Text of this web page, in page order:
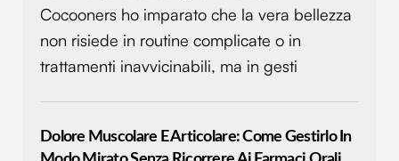
Cocooners ho imparato che la vera bellezza
non risiede in routine complicate o in
trattamenti inavvicinabili, ma in gesti
Dolore Muscolare E Articolare: Come Gestirlo In